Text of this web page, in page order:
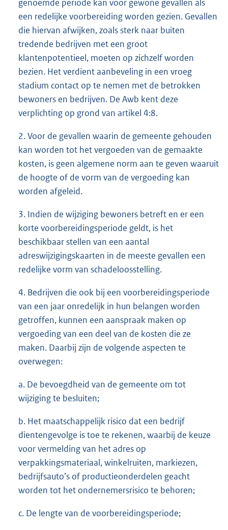
genoemde periode kan voor gewone gevallen als
een redelijke voorbereiding worden gezien. Gevallen
die hiervan afwijken, zoals sterk naar buiten
tredende bedrijven met een groot
klantenpotentieel, moeten op zichzelf worden
bezien. Het verdient aanbeveling in een vroeg
stadium contact op te nemen met de betrokken
bewoners en bedrijven. De Awb kent deze
verplichting op grond van artikel 4:8.
2. Voor de gevallen waarin de gemeente gehouden
kan worden tot het vergoeden van de gemaakte
kosten, is geen algemene norm aan te geven waaruit
de hoogte of de vorm van de vergoeding kan
worden afgeleid.
3. Indien de wijziging bewoners betreft en er een
korte voorbereidingsperiode geldt, is het
beschikbaar stellen van een aantal
adreswijzigingskaarten in de meeste gevallen een
redelijke vorm van schadeloosstelling.
4. Bedrijven die ook bij een voorbereidingsperiode
van een jaar onredelijk in hun belangen worden
getroffen, kunnen een aanspraak maken op
vergoeding van een deel van de kosten die ze
maken. Daarbij zijn de volgende aspecten te
overwegen:
a. De bevoegdheid van de gemeente om tot
wijziging te besluiten;
b. Het maatschappelijk risico dat een bedrijf
dientengevolge is toe te rekenen, waarbij de keuze
voor vermelding van het adres op
verpakkingsmateriaal, winkelruiten, markiezen,
bedrijfsauto’s of productieonderdelen geacht
worden tot het ondernemersrisico te behoren;
c. De lengte van de voorbereidingsperiode;